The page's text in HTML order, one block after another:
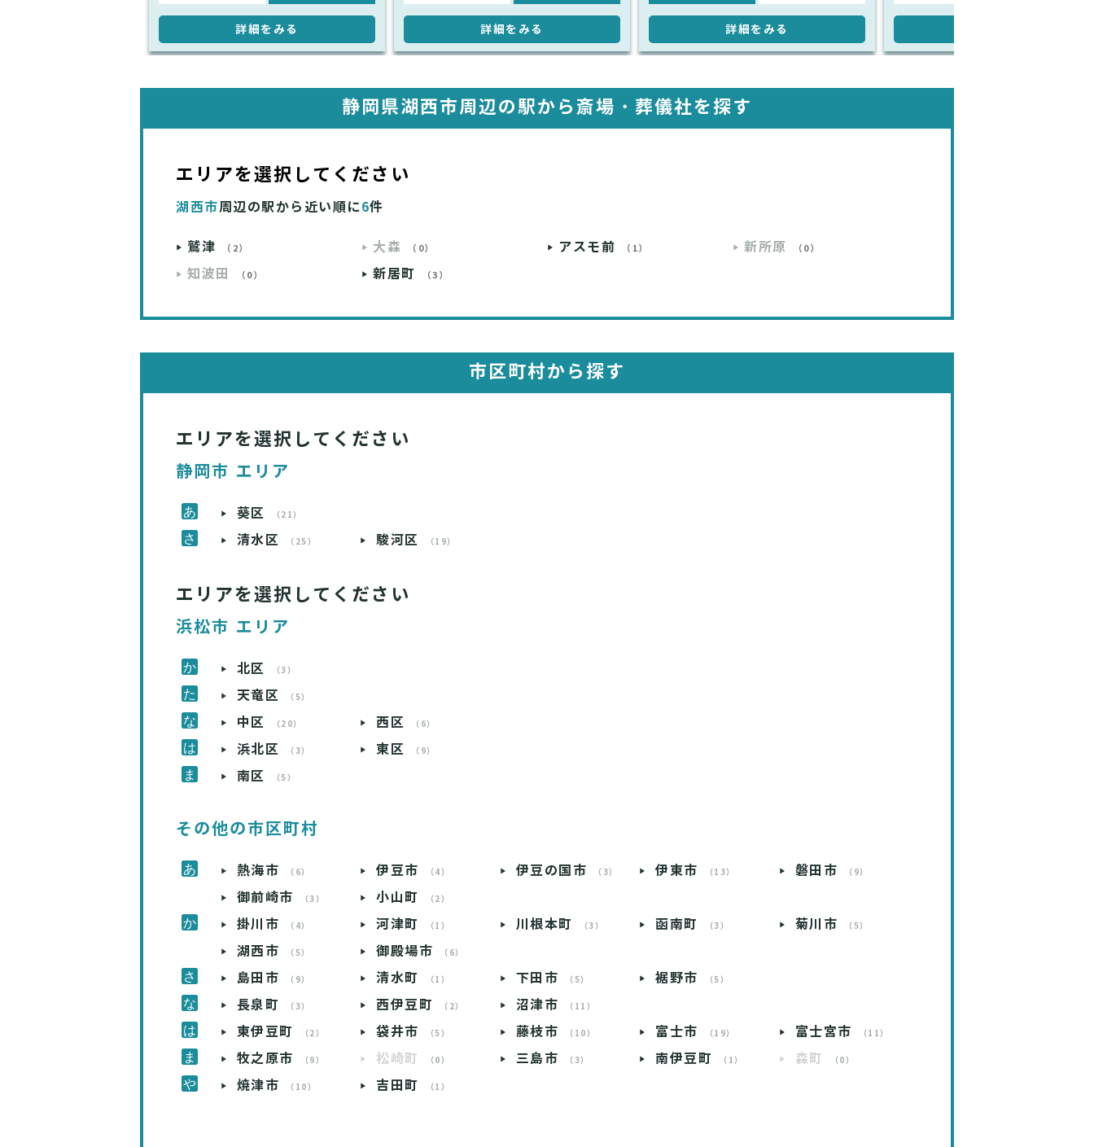
詳細をみる 詳細をみる 詳細をみる
静岡県湖西市周辺の駅から 斎場・葬儀社を探す
エリアを選択してください
湖西市周辺の駅から近い順に6件
鷲津 （2） 大森 （0） アスモ前 （1） 新所原 （0）
知波田 （0） 新居町 （3）
市区町村から探す
エリアを選択してください
静岡市 エリア
葵区 （21）
清水区 （25） 駿河区 （19）
エリアを選択してください
浜松市 エリア
北区 （3）
天竜区 （5）
中区 （20） 西区 （6）
浜北区 （3） 東区 （9）
南区 （5）
その他の市区町村
熱海市 （6） 伊豆市 （4） 伊豆の国市 （3） 伊東市 （13） 磐田市 （9）
御前崎市 （3） 小山町 （2）
掛川市 （4） 河津町 （1） 川根本町 （3） 函南町 （3） 菊川市 （5）
湖西市 （5） 御殿場市 （6）
島田市 （9） 清水町 （1） 下田市 （5） 裾野市 （5）
長泉町 （3） 西伊豆町 （2） 沼津市 （11）
東伊豆町 （2） 袋井市 （5） 藤枝市 （10） 富士市 （19） 富士宮市 （11）
牧之原市 （9） 松崎町 （0） 三島市 （3） 南伊豆町 （1） 森町 （0）
焼津市 （10） 吉田町 （1）